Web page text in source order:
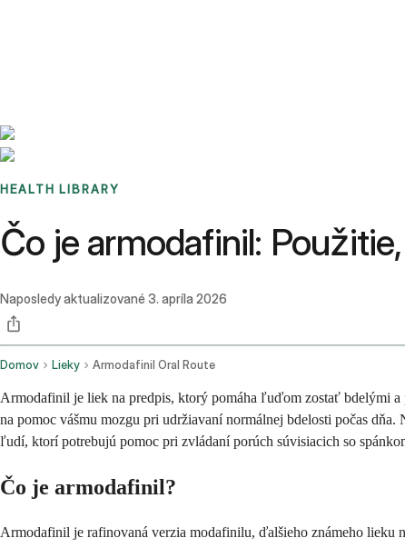
HEALTH LIBRARY
Čo je armodafinil:
Naposledy aktualizované 3. apríla 2026
Domov Lieky Armodafinil Oral Route
Armodafinil je liek na predpis, ktorý pomáha ľuďom zostať bdelými
na pomoc vášmu mozgu pri udržiavaní normálnej bdelosti počas
ľudí, ktorí potrebujú pomoc pri zvládaní porúch súvisiacich so
Čo je armodafinil?
Armodafinil je rafinovaná verzia modafinilu, ďalšieho známeho lieku